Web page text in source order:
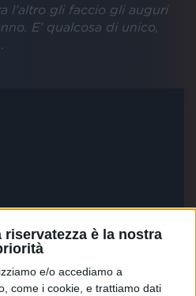
è la nostra
e/o accediamo a
come i cookie, e trattiamo dati
l’altro gli faccio gli auguri
E’ qualcosa di unico,